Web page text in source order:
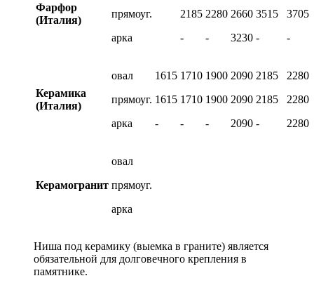
Фарфор
(Италия)
прямоуг.
арка
2185
-
2280
-
2660
3230
3515
-
3705
-
Керамика
(Италия)
овал
прямоуг.
арка
1615
1615
-
1710
1710
-
1900
1900
-
2090
2090
2090
2185
2185
-
2280
2280
2280
Керамогранит
овал
прямоуг.
арка
Ниша под керамику (выемка в граните) является
обязательной для долговечного крепления в
памятнике.